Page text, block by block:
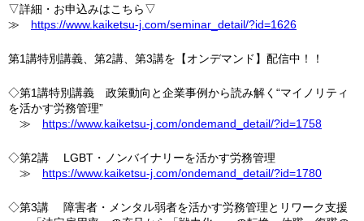
▽詳細・お申込みはこちら▽
≫ https://www.kaiketsu-j.com/seminar_detail/?id=1626
第1講特別講義、第2講、第3講を【オンデマンド】配信中！！
◇第1講特別講義 政策動向と企業事例から読み解く“マイノリティ
を活かす労務管理”
≫ https://www.kaiketsu-j.com/ondemand_detail/?id=1758
◇第2講 LGBT・ノンバイナリーを活かす労務管理
≫ https://www.kaiketsu-j.com/ondemand_detail/?id=1780
◇第3講 障害者・メンタル弱者を活かす労務管理とリワーク支援